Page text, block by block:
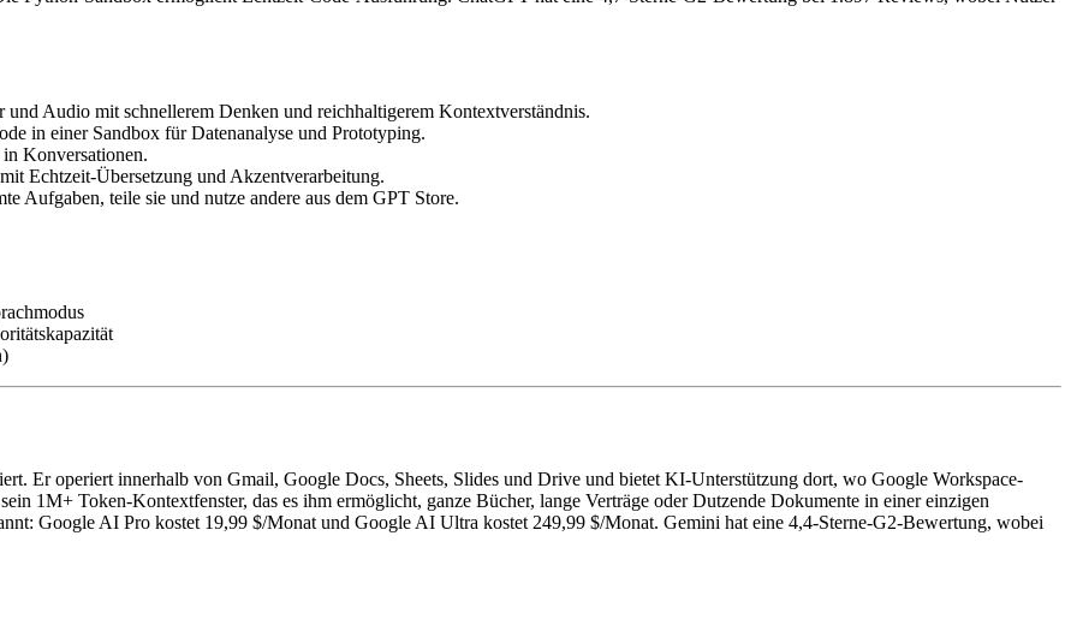
Audio mit schnellerem Denken und reichhaltigerem Kontextverständnis.
in einer Sandbox für Datenanalyse und Prototyping.
Konversationen.
Echtzeit-Übersetzung und Akzentverarbeitung.
Aufgaben, teile sie und nutze andere aus dem GPT Store.
Er operiert innerhalb von Gmail, Google Docs, Sheets, Slides und Drive und bietet KI-Unterstützung dort, wo Google Workspace-
1M+ Token-Kontextfenster, das es ihm ermöglicht, ganze Bücher, lange Verträge oder Dutzende Dokumente in einer einzigen
Google AI Pro kostet 19,99 $/Monat und Google AI Ultra kostet 249,99 $/Monat. Gemini hat eine 4,4-Sterne-G2-Bewertung, wobei